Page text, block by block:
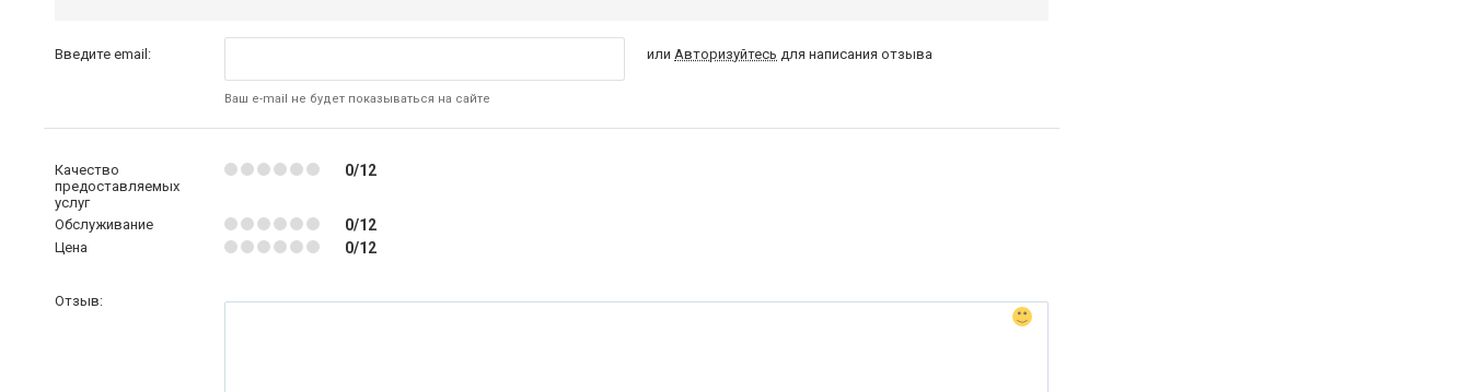
Введите email:
Ваш e-mail не будет показываться на сайте
илиАвторизуйтесь для написания отзыва
Качество
предоставляемых
услуг
0/12
Обслуживание 0/12
Цена 0/12
Отзыв: